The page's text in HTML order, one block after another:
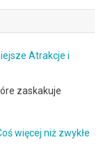
Atrakcje i
zaskakuje
więcej niż zwykłe